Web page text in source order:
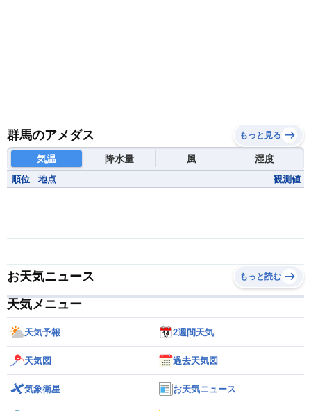
群馬のアメダス もっと見る
気温 降水量 風 湿度
順位 地点 観測値
お天気ニュース もっと読む
天気メニュー
天気予報 2週間天気
天気図 過去天気図
気象衛星 お天気ニュース